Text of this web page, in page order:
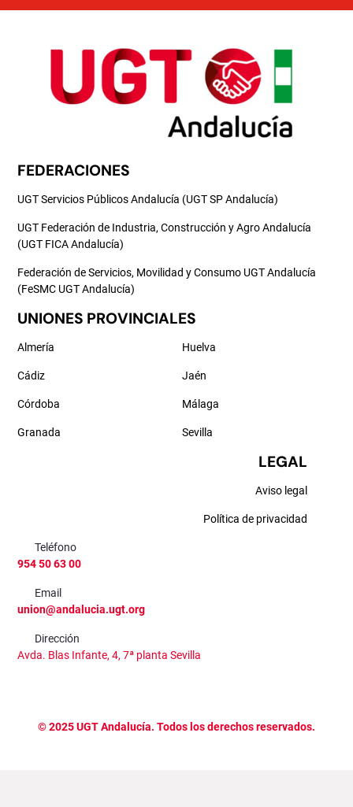
FEDERACIONES
UGT Servicios Públicos Andalucía (UGT SP Andalucía)
UGT Federación de Industria, Construcción y Agro Andalucía
(UGT FICA Andalucía)
Federación de Servicios, Movilidad y Consumo UGT Andalucía
(FeSMC UGT Andalucía)
UNIONES PROVINCIALES
Almería
Cádiz
Córdoba
Granada
Huelva
Jaén
Málaga
Sevilla
LEGAL
Aviso legal
Política de privacidad
Teléfono
954 50 63 00
Email
union@andalucia.ugt.org
Dirección
Avda. Blas Infante, 4, 7ª planta Sevilla
©2025UGT Andalucía. Todos los derechos reservados.